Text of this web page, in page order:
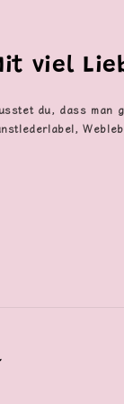
viel
du, dass man